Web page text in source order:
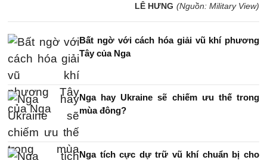
LÊ HƯNG (Nguồn: Military View)
Bất ngờ với cách hóa giải vũ khí phương
Tây của Nga
Nga hay Ukraine sẽ chiếm ưu thế trong
mùa đông?
Nga tích cực dự trữ vũ khí chuẩn bị cho